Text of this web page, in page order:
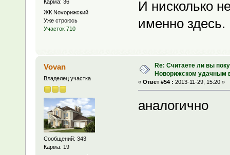
Карма: 36
ЖК Novoрижский
Уже строюсь
Участок 710
И нисколько
именно здесь.
Vovan
Владелец участка
Сообщений: 343
Карма: 19
Re: Считаете ли вы
Новорижском удачным
« Ответ #54 : 2013-11-29, 15:20 »
аналогично